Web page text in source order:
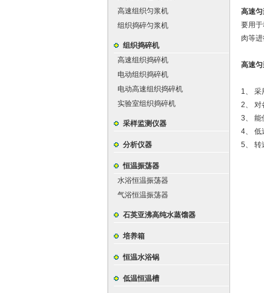
高速组织匀浆机
组织捣碎匀浆机
组织捣碎机
高速组织捣碎机
电动组织捣碎机
电动高速组织捣碎机
实验室组织捣碎机
采样监测仪器
分析仪器
恒温振荡器
水浴恒温振荡器
气浴恒温振荡器
石英亚沸高纯水蒸馏器
培养箱
恒温水浴锅
低温恒温槽
高速
要用
肉等
高速
1、 采
2、 对
3、 能
4、 低
5、 转